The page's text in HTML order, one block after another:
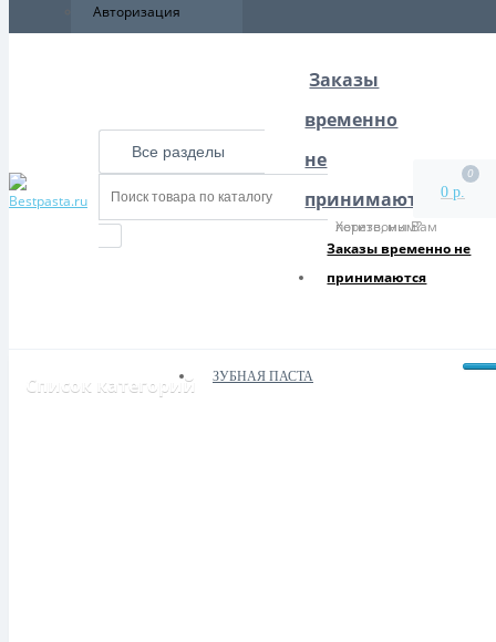
Авторизация
Все разделы
Заказы
временно
не
принимаются
Хотите, мы Вам перезвоним?
Заказы временно не
принимаются
0 р.
0
Список категорий ЗУБНАЯ ПАСТА